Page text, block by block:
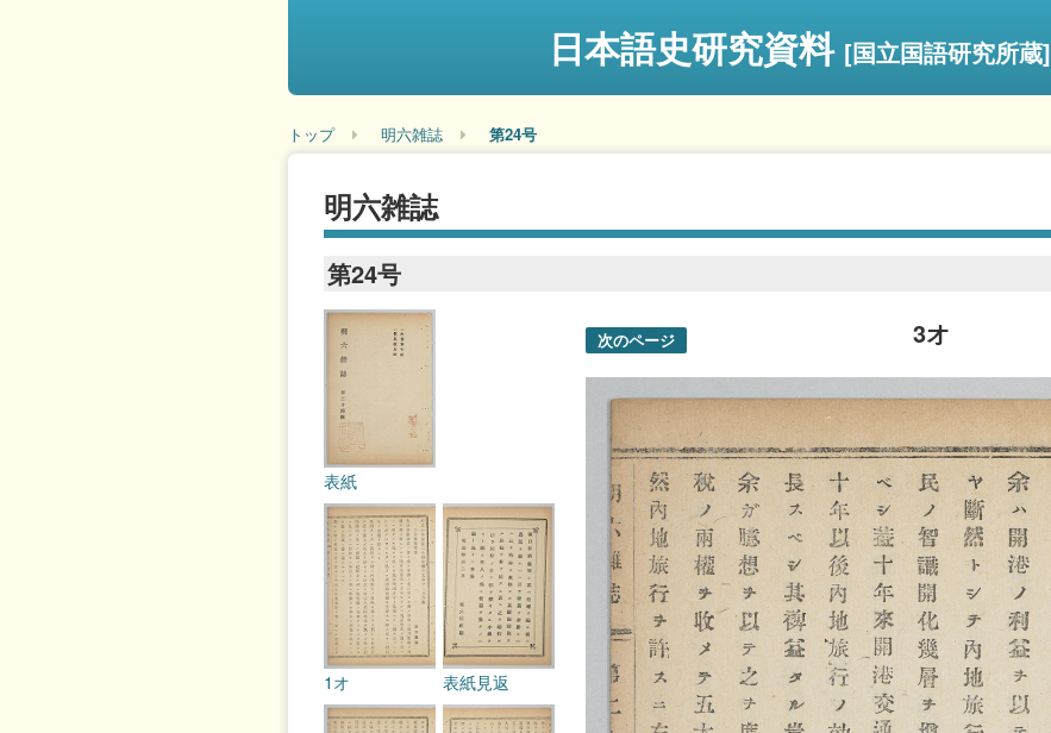
日本語史研究資料 [国立国語研究所蔵]
トップ 明六雑誌 第24号
明六雑誌
第24号
3オ
次のページ
表紙
表紙見返
1オ